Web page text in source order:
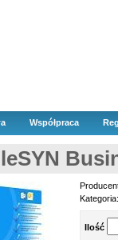
Współpraca
Ilość